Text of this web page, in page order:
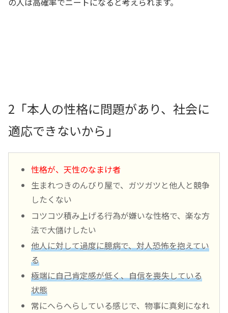
2「本人の性格に問題があり、社会に
適応できないから」
性格が、天性のなまけ者
生まれつきのんびり屋で、ガツガツと他人と競争
したくない
コツコツ積み上げる行為が嫌いな性格で、楽な方
法で大儲けしたい
他人に対して過度に臆病で、対人恐怖を抱えてい
る
極端に自己肯定感が低く、自信を喪失している
状態
常にへらへらしている感じで、物事に真剣になれ